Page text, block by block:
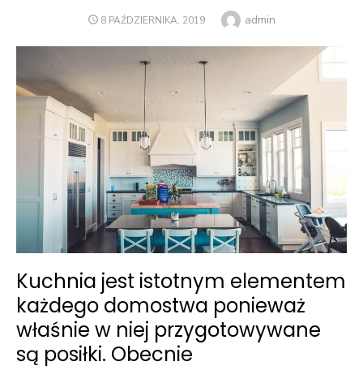
POSTED
8 PAŹDZIERNIKA, 2019 Author
admin
Kuchnia jest istotnym elementem
każdego domostwa ponieważ
właśnie w niej przygotowywane
są posiłki. Obecnie